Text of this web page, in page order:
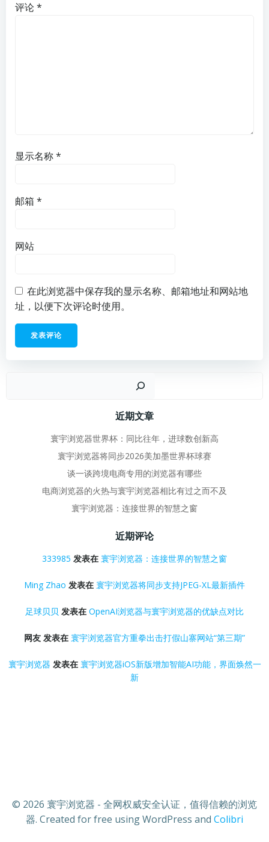
评论*
显示名称*
邮箱 *
网站
在此浏览器中保存我的显示名称、邮箱地址和网站地
址，以便下次评论时使用。
近期文章
寰宇浏览器世界杯：同比往年，进球数创新高
寰宇浏览器将同步2026美加墨世界杯球赛
谈一谈跨境电商专用的浏览器有哪些
电商浏览器的火热与寰宇浏览器相比有过之而不及
寰宇浏览器：连接世界的智慧之窗
近期评论
333985 发表在 寰宇浏览器：连接世界的智慧之窗
Ming Zhao 发表在 寰宇浏览器将同步支持JPEG-XL最新插件
足球贝贝 发表在 OpenAI浏览器与寰宇浏览器的优缺点对比
网友 发表在 寰宇浏览器官方重拳出击打假山寨网站“第三期”
寰宇浏览器 发表在 寰宇浏览器iOS新版增加智能AI功能，界面焕然一
新
© 2026 寰宇浏览器 - 全网权威安全认证，值得信赖的浏览
器. Created for free using WordPress and Colibri